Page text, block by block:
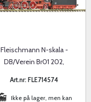
Fleischmann N-skala -
DB/Verein Br01 202,
Art.nr: FLE714574
Ikke på lager, men kan